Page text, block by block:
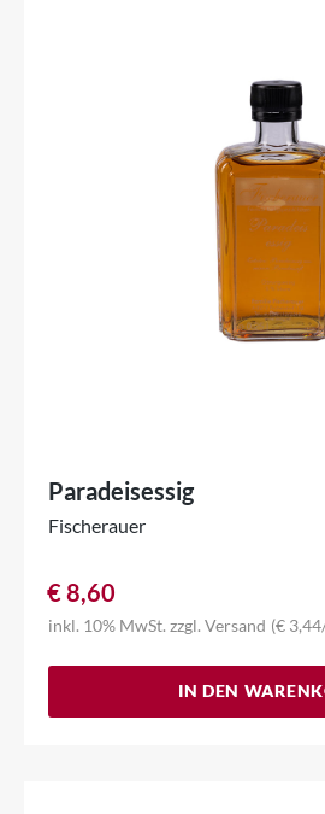
Paradeisessig
Fischerauer
€8,60
inkl. 10% MwSt. (€3,44
zzgl.Versand
IN DEN